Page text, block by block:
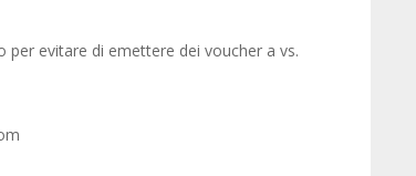
evitare di emettere dei voucher a vs.